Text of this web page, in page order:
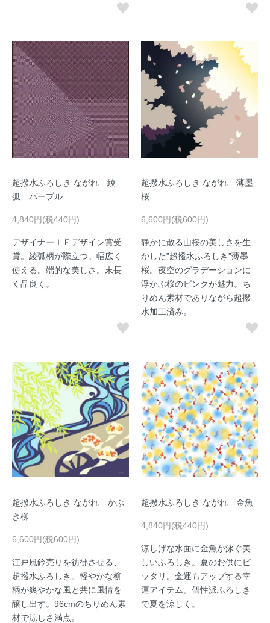
超撥水ふろしき ながれ 綾
弧 パープル
4,840円(税440円)
デザイナーＩＦデザイン賞受
賞。綾弧柄が際立つ。幅広く
使える。端的な美しさ。末長
く品良く。
超撥水ふろしき ながれ 薄墨
桜
6,600円(税600円)
静かに散る山桜の美しさを生
かした”超撥水ふろしき”薄墨
桜。夜空のグラデーションに
浮かぶ桜のピンクが魅力。ち
りめん素材でありながら超撥
水加工済み。
超撥水ふろしき ながれ かぶ
き柳
6,600円(税600円)
江戸風鈴売りを彷彿させる、
超撥水ふろしき。軽やかな柳
柄が爽やかな風と共に風情を
醸し出す。96cmのちりめん素
材で涼しさ満点。
超撥水ふろしき ながれ 金魚
4,840円(税440円)
涼しげな水面に金魚が泳ぐ美
しいふろしき。夏のお供にピ
ッタリ。金運もアップする幸
運アイテム。個性派ふろしき
で夏を涼しく。